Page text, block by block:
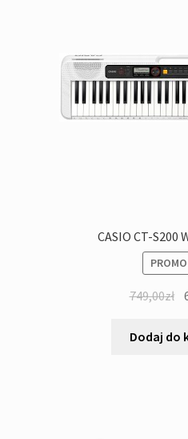
CASIO CT-S200
749,00zł
Dodaj do